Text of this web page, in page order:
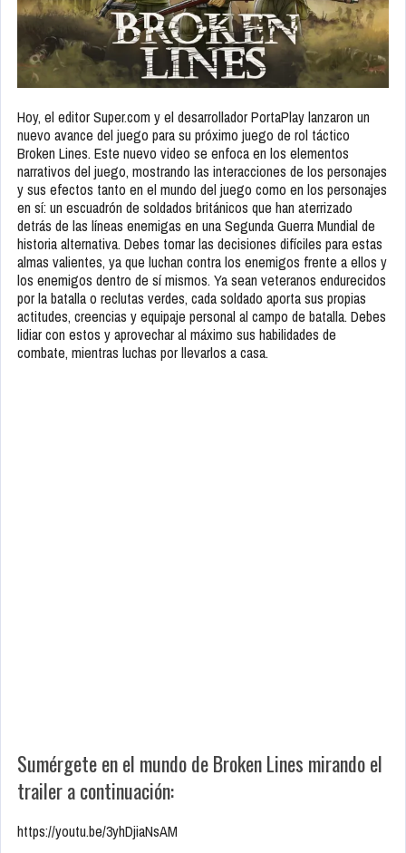
Hoy, el editor Super.com y el desarrollador PortaPlay lanzaron un
nuevo avance del juego para su próximo juego de rol táctico
Broken Lines. Este nuevo video se enfoca en los elementos
narrativos del juego, mostrando las interacciones de los personajes
y sus efectos tanto en el mundo del juego como en los personajes
en sí: un escuadrón de soldados británicos que han aterrizado
detrás de las líneas enemigas en una Segunda Guerra Mundial de
historia alternativa. Debes tomar las decisiones difíciles para estas
almas valientes, ya que luchan contra los enemigos frente a ellos y
los enemigos dentro de sí mismos. Ya sean veteranos endurecidos
por la batalla o reclutas verdes, cada soldado aporta sus propias
actitudes, creencias y equipaje personal al campo de batalla. Debes
lidiar con estos y aprovechar al máximo sus habilidades de
combate, mientras luchas por llevarlos a casa.
Sumérgete en el mundo de Broken Lines mirando el
trailer a continuación:
https://youtu.be/3yhDjiaNsAM